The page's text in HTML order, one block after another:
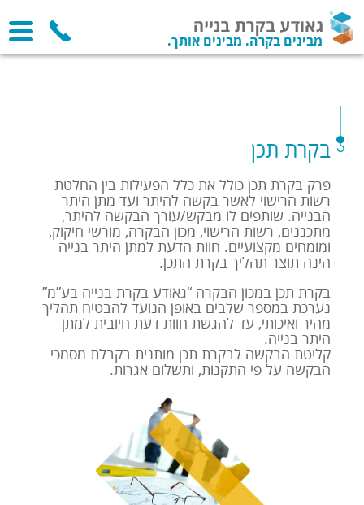
מבינים בקרה. מבינים אותך.
בקרת תכן
פרק בקרת תכן כולל את כלל הפעילות בין החלטת
רשות הרישוי לאשר בקשה להיתר ועד מתן היתר
הבנייה. שותפים לו מבקש/עורך הבקשה להיתר,
מתכננים, רשות הרישוי, מכון הבקרה, מורשי חיקוק,
ומומחים מקצועיים. חוות הדעת למתן היתר בנייה
הינה תוצר תהליך בקרת התכן.
בקרת תכן במכון הבקרה “גאודע בקרת בנייה בע”מ”
נערכת במספר שלבים באופן הנועד להבטיח תהליך
מהיר ואיכותי, עד להגשת חוות דעת חיובית למתן
היתר בנייה.
קליטת הבקשה לבקרת תכן מותנית בקבלת מסמכי
הבקשה על פי התקנות, ותשלום אגרות.